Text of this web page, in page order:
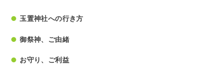
玉置神社への行き方
御祭神、ご由緒
お守り、ご利益